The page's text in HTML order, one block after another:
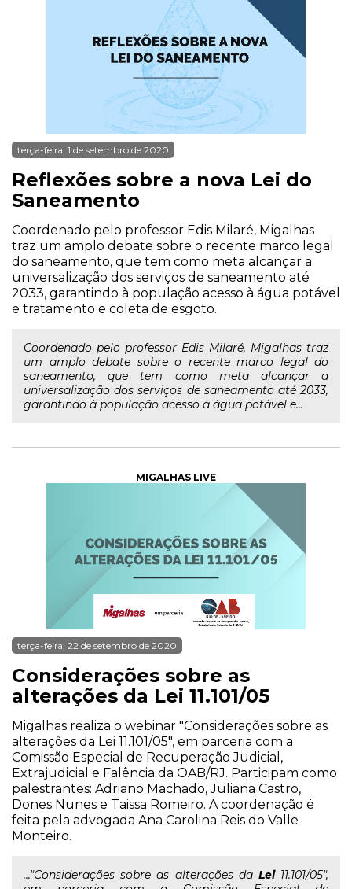
terça-feira, 1 de setembro de 2020
Reflexões sobre a nova Lei do
Saneamento
Coordenado pelo professor Edis Milaré, Migalhas
traz um amplo debate sobre o recente marco legal
do saneamento, que tem como meta alcançar a
universalização dos serviços de saneamento até
2033, garantindo à população acesso à água potável
e tratamento e coleta de esgoto.
Coordenado pelo professor Edis Milaré, Migalhas traz
um amplo debate sobre o recente marco legal do
saneamento, que tem como meta alcançar a
universalização dos serviços de saneamento até 2033,
garantindo à população acesso à água potável e...
MIGALHAS LIVE
terça-feira, 22 de setembro de 2020
Considerações sobre as
alterações da Lei 11.101/05
Migalhas realiza o webinar "Considerações sobre as
alterações da Lei 11.101/05", em parceria com a
Comissão Especial de Recuperação Judicial,
Extrajudicial e Falência da OAB/RJ. Participam como
palestrantes: Adriano Machado, Juliana Castro,
Dones Nunes e Taissa Romeiro. A coordenação é
feita pela advogada Ana Carolina Reis do Valle
Monteiro.
..."Considerações sobre as alterações da Lei11.101/05",